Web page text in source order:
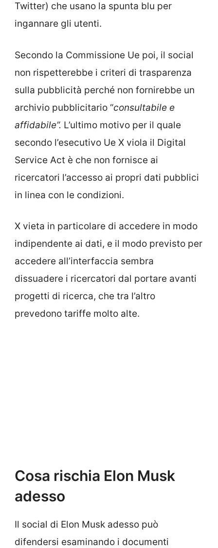
Twitter) che usano la spunta blu per
ingannare gli utenti.
Secondo la Commissione Ue poi, il social
non rispetterebbe i criteri di trasparenza
sulla pubblicità perché non fornirebbe un
archivio pubblicitario “consultabile e
affidabile”. L’ultimo motivo per il quale
secondo l’esecutivo Ue X viola il Digital
Service Act è che non fornisce ai
ricercatori l’accesso ai propri dati pubblici
in linea con le condizioni.
X vieta in particolare di accedere in modo
indipendente ai dati, e il modo previsto per
accedere all’interfaccia sembra
dissuadere i ricercatori dal portare avanti
progetti di ricerca, che tra l’altro
prevedono tariffe molto alte.
Cosa rischia Elon Musk
adesso
Il social di Elon Musk adesso può
difendersi esaminando i documenti